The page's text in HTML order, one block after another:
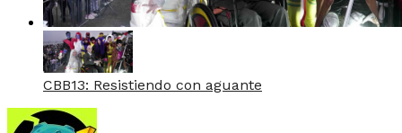
CBB13: Resistiendo con aguante